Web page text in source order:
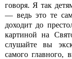
говоря. Я так
— ведь это те
доходит до
картиной на
слушайте вы
самого главного,